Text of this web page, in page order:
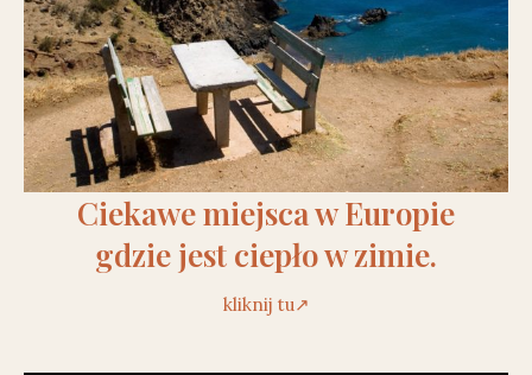
Ciekawe miejsca w Europie
gdzie jest ciepło w zimie.
kliknij tu↗